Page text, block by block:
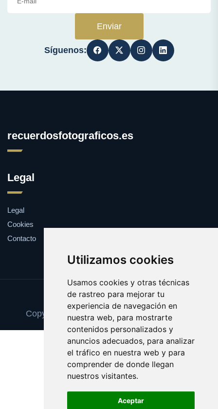
Utilizamos cookies
Usamos cookies y otras técnicas
de rastreo para mejorar tu
experiencia de navegación en
nuestra web, para mostrarte
contenidos personalizados y
anuncios adecuados, para analizar
el tráfico en nuestra web y para
comprender de donde llegan
nuestros visitantes.
Aceptar
Enviar
Síguenos:
recuerdosfotograficos.es
Legal
Legal
Cookies
Contacto
Update cookies preferences
Copyright © 2025 recuerdosfotograficos.es